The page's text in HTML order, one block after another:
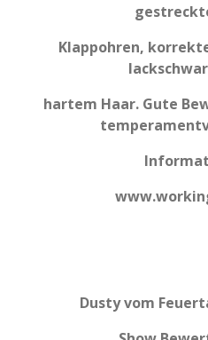
Klappohren,
hartem Haar. Gute
Dusty vom